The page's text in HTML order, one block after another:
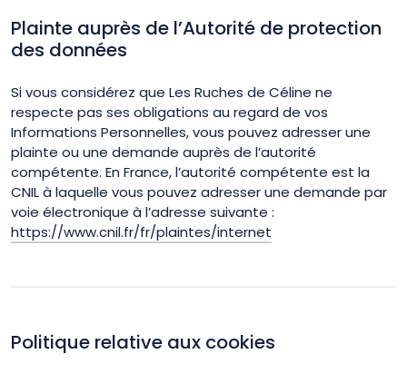
Plainte auprès de l’Autorité de protection
des données
Si vous considérez que Les Ruches de Céline ne
respecte pas ses obligations au regard de vos
Informations Personnelles, vous pouvez adresser une
plainte ou une demande auprès de l’autorité
compétente. En France, l’autorité compétente est la
CNIL à laquelle vous pouvez adresser une demande par
voie électronique à l’adresse suivante :
https://www.cnil.fr/fr/plaintes/internet
Politique relative aux cookies